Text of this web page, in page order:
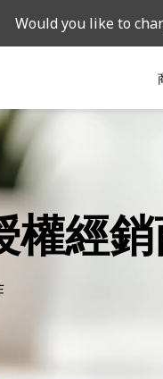
Would you like to
經